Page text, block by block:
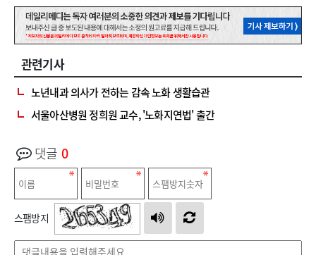
관련기사
노년내과 의사가 전하는 감속 노화 생활습관
서울아산병원 정희원 교수, '노화지연법' 출간
댓글 0
스팸방지